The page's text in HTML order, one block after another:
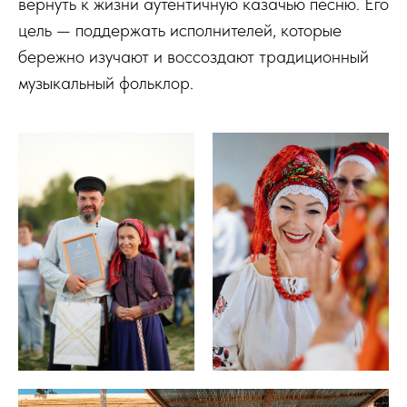
цель — поддержать исполнителей, которые
бережно изучают и воссоздают традиционный
музыкальный фольклор.